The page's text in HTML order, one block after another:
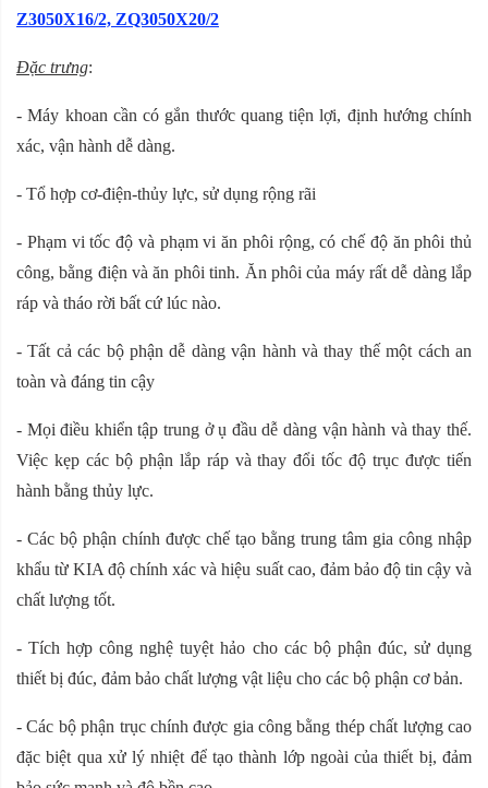
Z3050X16/2, ZQ3050X20/2
Đặc trưng:
- Máy khoan cần có gắn thước quang tiện lợi, định hướng chính
xác, vận hành dễ dàng.
- Tổ hợp cơ-điện-thủy lực, sử dụng rộng rãi
- Phạm vi tốc độ và phạm vi ăn phôi rộng, có chế độ ăn phôi thủ
công, bằng điện và ăn phôi tinh. Ăn phôi của máy rất dễ dàng lắp
ráp và tháo rời bất cứ lúc nào.
- Tất cả các bộ phận dễ dàng vận hành và thay thế một cách an
toàn và đáng tin cậy
- Mọi điều khiển tập trung ở ụ đầu dễ dàng vận hành và thay thế.
Việc kẹp các bộ phận lắp ráp và thay đổi tốc độ trục được tiến
hành bằng thủy lực.
- Các bộ phận chính được chế tạo bằng trung tâm gia công nhập
khẩu từ KIA độ chính xác và hiệu suất cao, đảm bảo độ tin cậy và
chất lượng tốt.
- Tích hợp công nghệ tuyệt hảo cho các bộ phận đúc, sử dụng
thiết bị đúc, đảm bảo chất lượng vật liệu cho các bộ phận cơ bản.
- Các bộ phận trục chính được gia công bằng thép chất lượng cao
đặc biệt qua xử lý nhiệt để tạo thành lớp ngoài của thiết bị, đảm